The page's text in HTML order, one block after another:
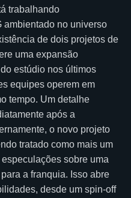
trabalhando
ambientado no universo
de dois projetos de
uma expansão
estúdio nos últimos
equipes operem em
tempo. Um detalhe
após a
o novo projeto
tratado como mais um
sobre uma
a franquia. Isso abre
desde um spin-off